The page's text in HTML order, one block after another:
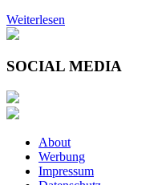
Weiterlesen
SOCIAL MEDIA
About
Werbung
Impressum